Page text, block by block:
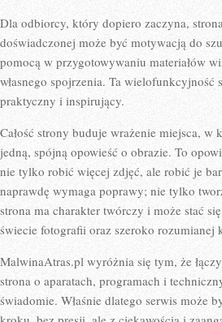
Dla odbiorcy, który dopiero zaczyna,
doświadczonej może być motywacją do
pomocą w przygotowywaniu materiałów
własnego spojrzenia. Ta
praktyczny i inspirujący.
Całość strony buduje wrażenie miejsca,
jedną, spójną opowieść o obrazie. To
nie tylko robić więcej zdjęć, ale robić je
naprawdę wymaga poprawy; nie tylko
strona ma charakter twórczy i może stać
świecie fotografii oraz szeroko rozumianej
MalwinaAtras.pl wyróżnia się tym, że
strona o aparatach, programach i
świadomie. Właśnie dlatego serwis może